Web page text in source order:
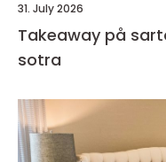
31. July 2026
Takeaway på
sotra